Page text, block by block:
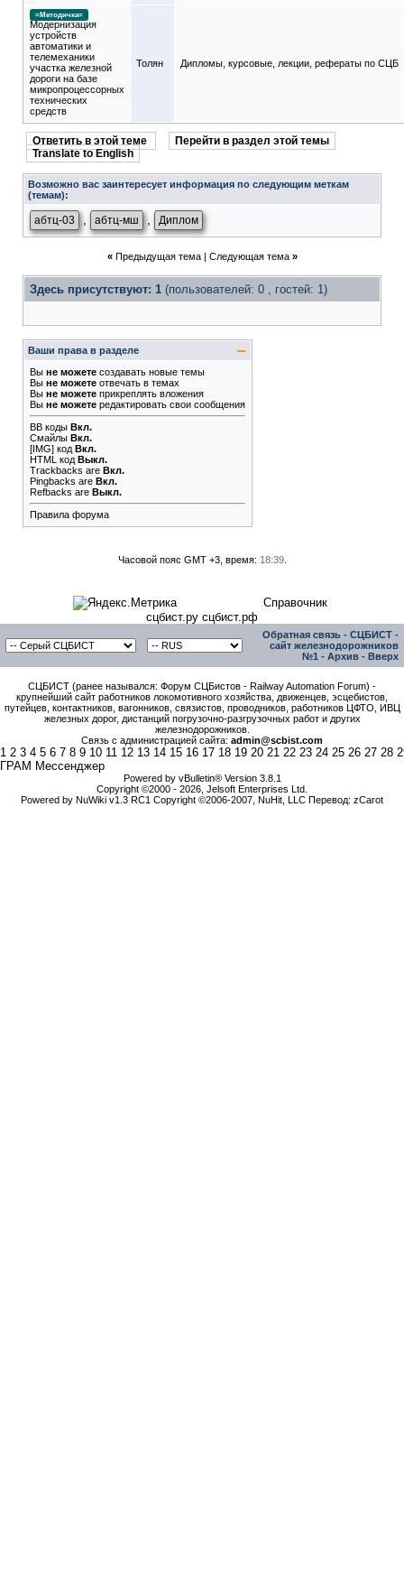
=Методичка=
Модернизация
устройств
автоматики и
телемеханики
участка железной
дороги на базе
микропроцессорных
технических
средств
Толян Дипломы, курсовые, лекции, рефераты по СЦБ
Ответить в этой теме
Перейти в раздел этой темы
Translate to English
Возможно вас заинтересует информация по следующим меткам
(темам):
абтц-03 абтц-мш Диплом
« Предыдущая тема| Следующая тема »
Здесь присутствуют: 1 (пользователей: 0 , гостей: 1)
Ваши права в разделе
Вы не можете создавать новые темы
Вы не можете отвечать в темах
Вы не можете прикреплять вложения
Вы не можете редактировать свои сообщения
BB коды Вкл.
Смайлы Вкл.
[IMG] код Вкл.
HTML код Выкл.
Trackbacks are Вкл.
Pingbacks are Вкл.
Refbacks are Выкл.
Правила форума
Часовой пояс GMT +3, время: 18:39.
Справочник
сцбист.ру сцбист.рф
Обратная связь - СЦБИСТ -
сайт железнодорожников
№1 - Архив - Вверх
СЦБИСТ (ранее назывался: Форум СЦБистов - Railway Automation Forum) -
крупнейший сайт работников локомотивного хозяйства, движенцев, эсцебистов,
путейцев, контактников, вагонников, связистов, проводников, работников ЦФТО, ИВЦ
железных дорог, дистанций погрузочно-разгрузочных работ и других
железнодорожников.
Связь с администрацией сайта: admin@scbist.com
1 2 3 4 5 6 7 8 9 10 11 12 13 14 15 16 17 18 19 20 21 22 23 24 25 26 27 28
ГРАМ Мессенджер
Powered by vBulletin® Version 3.8.1
Copyright ©2000 - 2026, Jelsoft Enterprises Ltd.
Powered by NuWiki v1.3 RC1 Copyright ©2006-2007, NuHit, LLC Перевод: zCarot